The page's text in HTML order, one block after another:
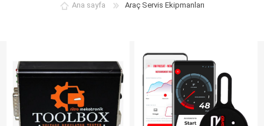
Ana sayfa Araç Servis Ekipmanları